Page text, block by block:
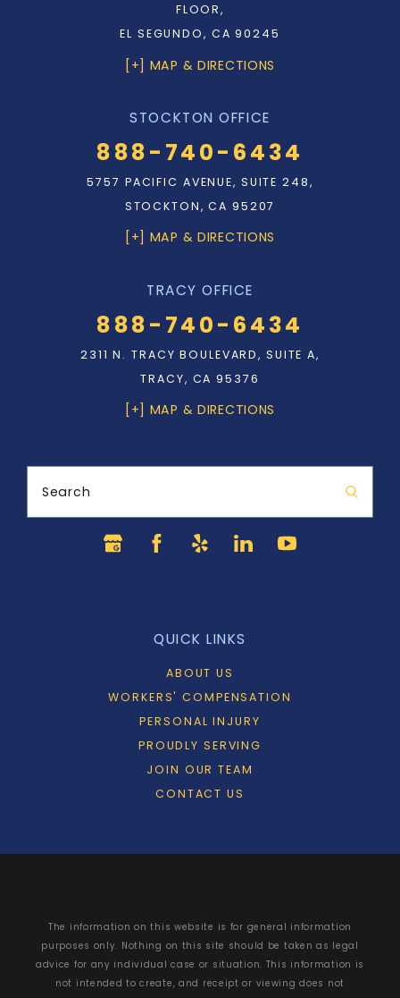
FLOOR,
EL SEGUNDO, CA 90245
[+] MAP & DIRECTIONS
STOCKTON OFFICE
888-740-6434
5757 PACIFIC AVENUE, SUITE 248,
STOCKTON, CA 95207
[+] MAP & DIRECTIONS
TRACY OFFICE
888-740-6434
2311 N. TRACY BOULEVARD, SUITE A,
TRACY, CA 95376
[+] MAP & DIRECTIONS
Search
QUICK LINKS
ABOUT US
WORKERS' COMPENSATION
PERSONAL INJURY
PROUDLY SERVING
JOIN OUR TEAM
CONTACT US
The information on this website is for general information
purposes only. Nothing on this site should be taken as legal
advice for any individual case or situation. This information is
not intended to create, and receipt or viewing does not